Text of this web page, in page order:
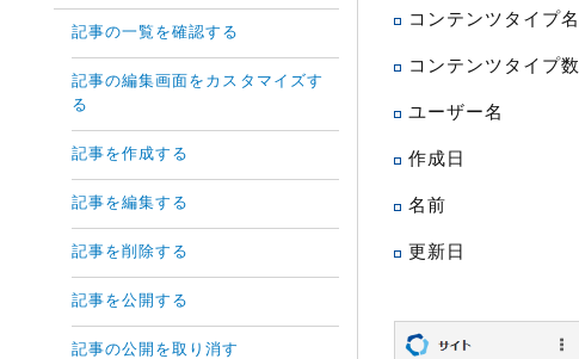
コンテンツタイプ名
コンテンツタイプ数
ユーザー名
作成日
名前
更新日
記事の一覧を確認する
記事の編集画面をカスタマイズす
る
記事を作成する
記事を編集する
記事を削除する
記事を公開する
記事の公開を取り消す